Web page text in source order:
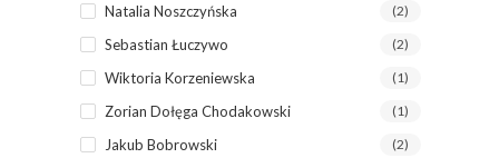
Natalia Noszczyńska (2)
Sebastian Łuczywo (2)
Wiktoria Korzeniewska (1)
Zorian Dołęga Chodakowski (1)
Jakub Bobrowski (2)